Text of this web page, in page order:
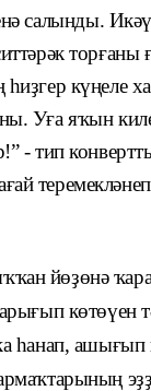
салынды.
күңеле
Уға яҡын
- тип
теремекләнеп
йөҙөнә
көтөүен
һанап, ашығып